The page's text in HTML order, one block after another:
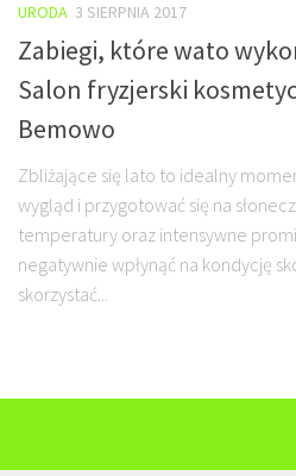
URODA 3 SIERPNIA 2017
Zabiegi, które wato
Salon fryzjerski
Bemowo
Zbliżające się lato to idealny
wygląd i przygotować się na
temperatury oraz intensywne
negatywnie wpłynąć na kondycję
skorzystać...